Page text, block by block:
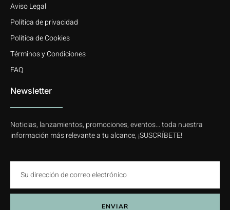
Aviso Legal
Política de privacidad
Política de Cookies
Términos y Condiciones
FAQ
Newsletter
Noticias, lanzamientos, promociones, eventos… toda nuestra
información más relevante a tu alcance, ¡SUSCRÍBETE!
ENVIAR